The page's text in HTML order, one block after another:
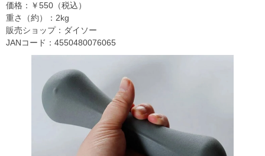
価格：￥550（税込）
重さ（約）：2kg
販売ショップ：ダイソー
JANコード：4550480076065